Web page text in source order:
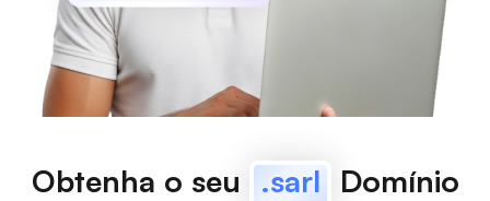
Obtenha o seu .sarl Domínio